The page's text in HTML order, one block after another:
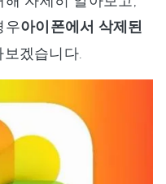
우아이폰에서 삭제된
겠습니다.